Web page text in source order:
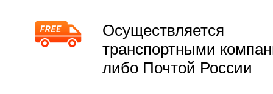
Осуществляется
транспортными
либо Почтой России